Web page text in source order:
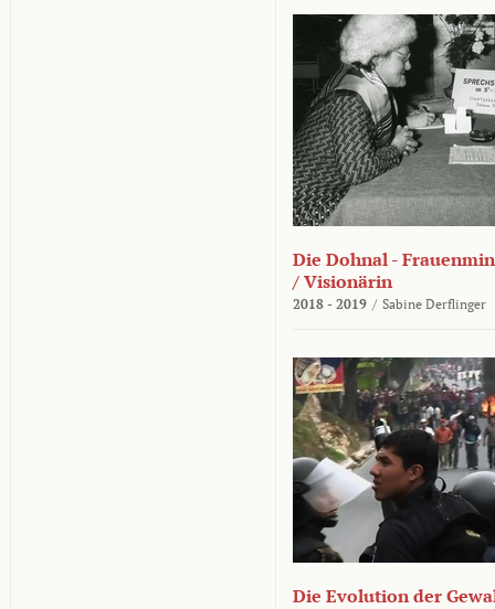
Die Dohnal -
/ Visionärin
2018 - 2019 / Sabine Derflinger
Die Evolution der